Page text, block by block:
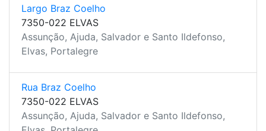
Largo Braz Coelho
7350-022 ELVAS
Assunção, Ajuda, Salvador e Santo Ildefonso,
Elvas, Portalegre
Rua Braz Coelho
7350-022 ELVAS
Assunção, Ajuda, Salvador e Santo Ildefonso,